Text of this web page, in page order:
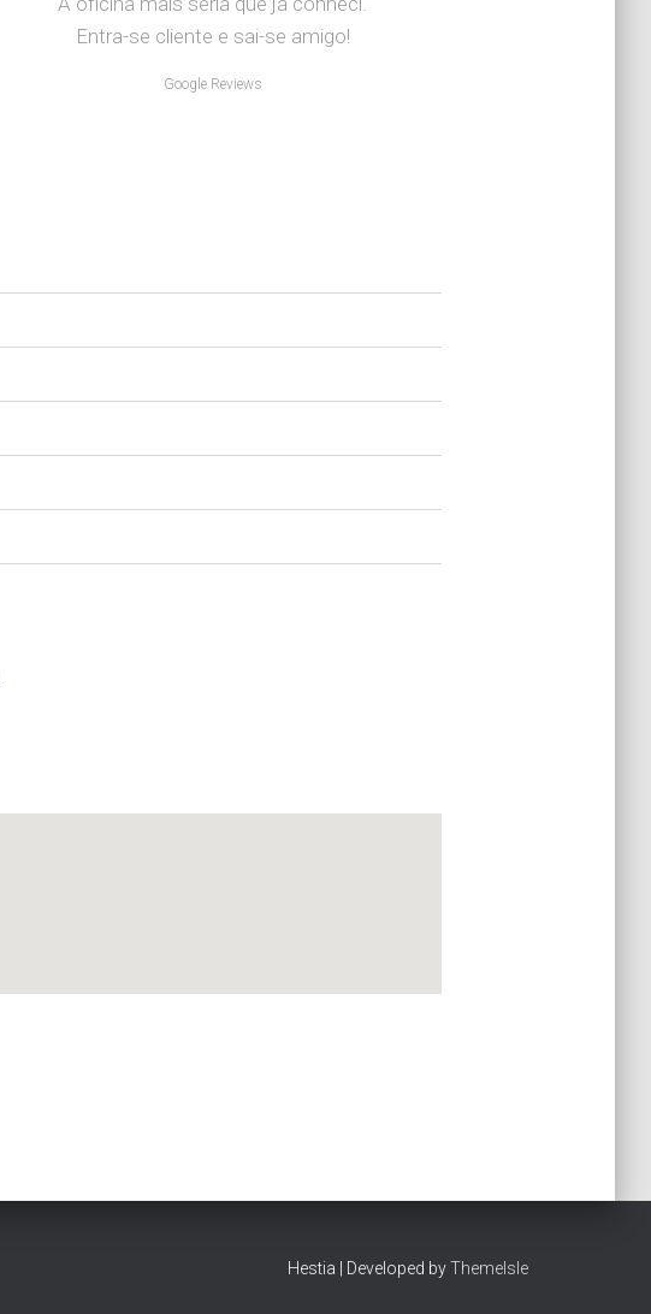
Entra-se cliente e sai-se amigo!
Google Reviews
Hestia | Developed byThemeIsle